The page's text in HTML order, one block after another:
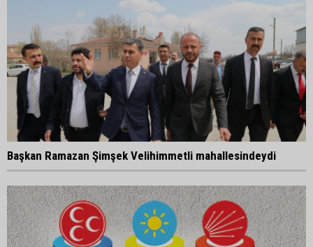
Başkan Ramazan Şimşek Velihimmetli mahallesindeydi